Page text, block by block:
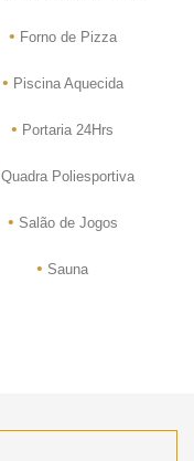
• Forno de Pizza
• Piscina Aquecida
• Portaria 24Hrs
Quadra Poliesportiva
• Salão de Jogos
• Sauna